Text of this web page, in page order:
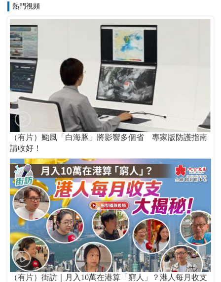
熱門視頻
（有片）颱風「白海豚」將影響多個省 專家版防護指南
請收好！
（有片）街訪｜月入10萬在港算「窮人」？港人每月收支